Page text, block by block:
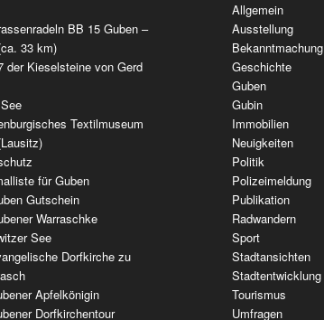
BB 15 Guben –
33 km)
der Kieselsteine von Gerd
Textilmuseum
für Guben
Gutschein
Warraschke
See
Dorfkirche zu
Apfelkönigin
Dorfkirchentour
Allgemein
Ausstellung
Bekanntmachung
Geschichte
Guben
Gubin
Immobilien
Neuigkeiten
Politik
Polizeimeldung
Publikation
Radwandern
Sport
Stadtansichten
Stadtentwicklung
Tourismus
Umfragen